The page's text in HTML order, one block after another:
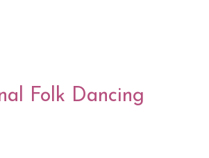
Folk Dancing